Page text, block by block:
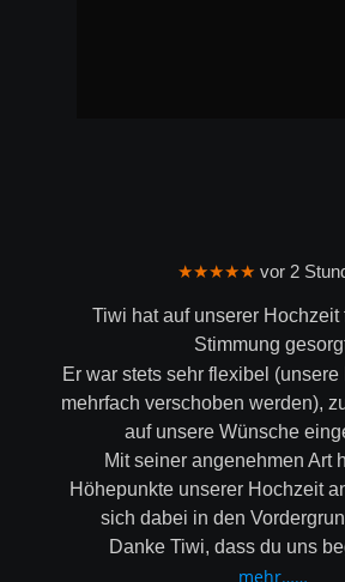
★★★★★ vor 2
Tiwi hat auf unserer Hochzeit
Stimmung
Er war stets sehr flexibel
mehrfach verschoben werden),
auf unsere Wünsche
Mit seiner angenehmen Art
Höhepunkte unserer Hochzeit
sich dabei in den
Danke Tiwi, dass du uns
mehr……